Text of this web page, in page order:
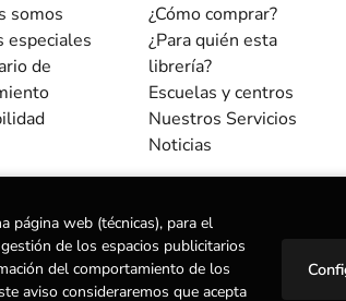
somos
especiales
de
¿Cómo comprar?
¿Para quién esta
librería?
Escuelas y centros
Nuestros Servicios
Noticias
página web (técnicas), para el
de los espacios publicitarios
del comportamiento de los
aviso consideraremos que acepta